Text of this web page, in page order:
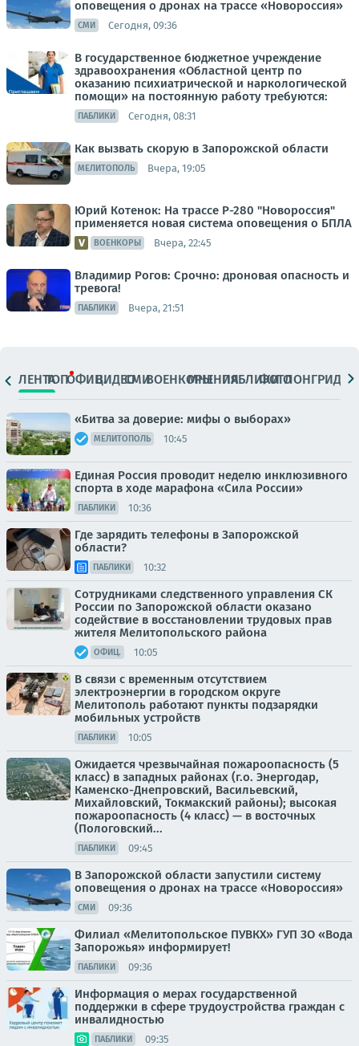
оповещения о дронах на трассе «Новороссия»
СМИ Сегодня, 09:36
В государственное бюджетное учреждение
здравоохранения «Областной центр по
оказанию психиатрической и наркологической
помощи» на постоянную работу требуются:
ПАБЛИКИ Сегодня, 08:31
Как вызвать скорую в Запорожской области
МЕЛИТОПОЛЬ Вчера, 19:05
Юрий Котенок: На трассе Р-280 "Новороссия"
применяется новая система оповещения о БПЛА
ВОЕНКОРЫ Вчера, 22:45
Владимир Рогов: Срочно: дроновая опасность и
тревога!
ПАБЛИКИ Вчера, 21:51
ЛЕНТАТОПОФИЦ.ВИДЕОСМИВОЕНКОРЫМНЕНИЯПАБЛИКИ
ФОТОЛОНГРИДЫ
«Битва за доверие: мифы о выборах»
МЕЛИТОПОЛЬ 10:45
Единая Россия проводит неделю инклюзивного
спорта в ходе марафона «Сила России»
ПАБЛИКИ 10:36
Где зарядить телефоны в Запорожской
области?
ПАБЛИКИ 10:32
Сотрудниками следственного управления СК
России по Запорожской области оказано
содействие в восстановлении трудовых прав
жителя Мелитопольского района
ОФИЦ. 10:05
В связи с временным отсутствием
электроэнергии в городском округе
Мелитополь работают пункты подзарядки
мобильных устройств
ПАБЛИКИ 10:05
Ожидается чрезвычайная пожароопасность (5
класс) в западных районах (г.о. Энергодар,
Каменско-Днепровский, Васильевский,
Михайловский, Токмакский районы); высокая
пожароопасность (4 класс) — в восточных
(Пологовский...
ПАБЛИКИ 09:45
В Запорожской области запустили систему
оповещения о дронах на трассе «Новороссия»
СМИ 09:36
Филиал «Мелитопольское ПУВКХ» ГУП ЗО «Вода
Запорожья» информирует!
ПАБЛИКИ 09:36
Информация о мерах государственной
поддержки в сфере трудоустройства граждан с
инвалидностью
ПАБЛИКИ 09:35